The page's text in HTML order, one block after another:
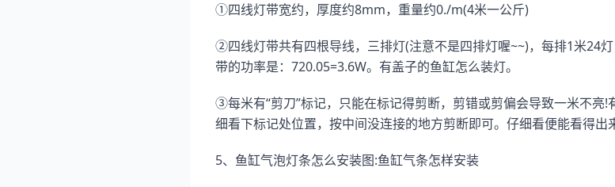
①四线灯带宽约，厚度约8mm，重量约0./m(4米一公斤)
②四线灯带共有四根导线，三排灯(注意不是四排灯喔~~)，每排1米24
带的功率是：720.05=3.6W。有盖子的鱼缸怎么装灯。
③每米有“剪刀”标记，只能在标记得剪断，剪错或剪偏会导致一米不亮
细看下标记处位置，按中间没连接的地方剪断即可。仔细看便能看得出
5、鱼缸气泡灯条怎么安装图:鱼缸气条怎样安装